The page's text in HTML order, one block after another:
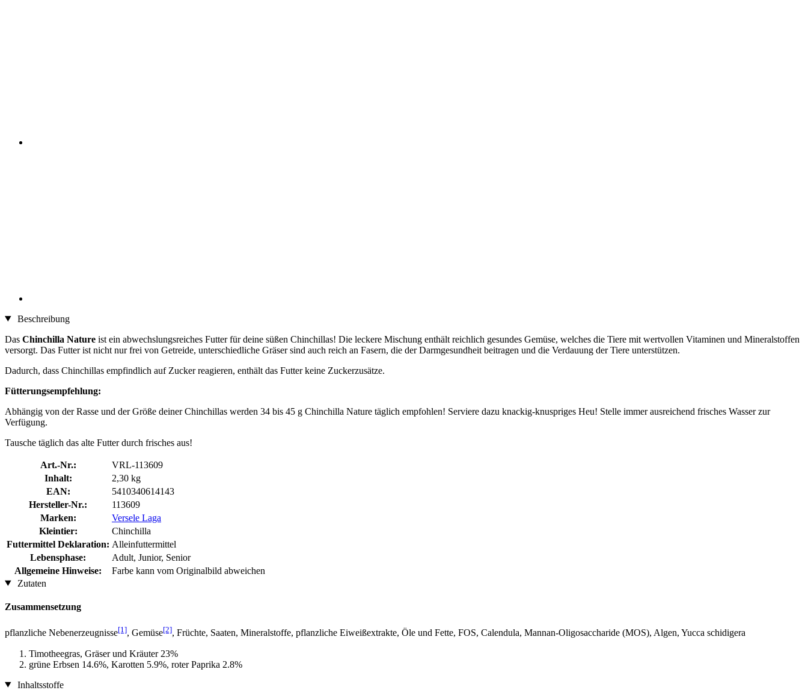
Beschreibung
Das Chinchilla Nature ist ein abwechslungsreiches Futter für deine süßen Chinchillas! Die leckere Mischung enthält reichlich gesundes Gemüse, welches die Tiere mit wertvollen Vitaminen und Mineralstoffen
versorgt. Das Futter ist nicht nur frei von Getreide, unterschiedliche Gräser sind auch reich an Fasern, die der Darmgesundheit beitragen und die Verdauung der Tiere unterstützen.
Dadurch, dass Chinchillas empfindlich auf Zucker reagieren, enthält das Futter keine Zuckerzusätze.
Fütterungsempfehlung:
Abhängig von der Rasse und der Größe deiner Chinchillas werden 34 bis 45 g Chinchilla Nature täglich empfohlen! Serviere dazu knackig-knuspriges Heu! Stelle immer ausreichend frisches Wasser zur
Verfügung.
Tausche täglich das alte Futter durch frisches aus!
Art.-Nr.:
VRL-113609
Inhalt:
2,30 kg
EAN:
5410340614143
Hersteller-Nr.:
113609
Marken:
Versele Laga
Kleintier:
Chinchilla
Futtermittel Deklaration: Alleinfuttermittel
Lebensphase:
Adult, Junior, Senior
Allgemeine Hinweise:
Farbe kann vom Originalbild abweichen
Zutaten
Zusammensetzung
pflanzliche Nebenerzeugnisse[1], Gemüse[2], Früchte, Saaten, Mineralstoffe, pflanzliche Eiweißextrakte, Öle und Fette, FOS, Calendula, Mannan-Oligosaccharide (MOS), Algen, Yucca schidigera
Timotheegras, Gräser und Kräuter 23%
grüne Erbsen 14.6%, Karotten 5.9%, roter Paprika 2.8%
Inhaltsstoffe